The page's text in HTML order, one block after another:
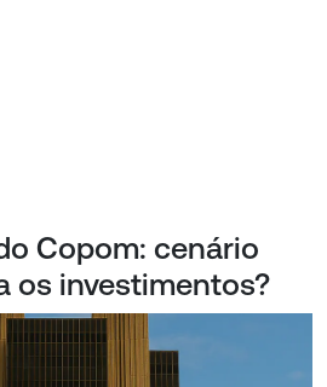
Copom: cenário
os investimentos?